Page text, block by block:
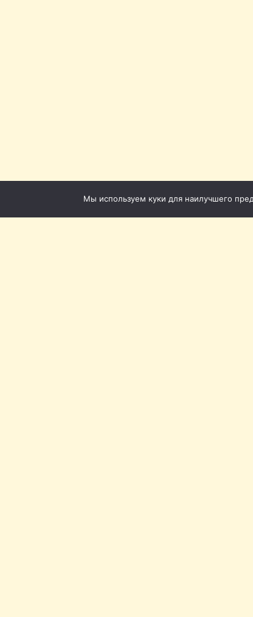
Мы используем куки для наилучшего